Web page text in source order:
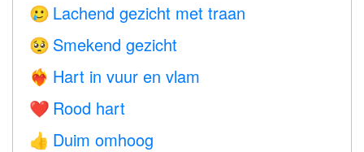
🥲 Lachend gezicht met traan
🥺 Smekend gezicht
❤️‍🔥 Hart in vuur en vlam
❤️ Rood hart
👍 Duim omhoog